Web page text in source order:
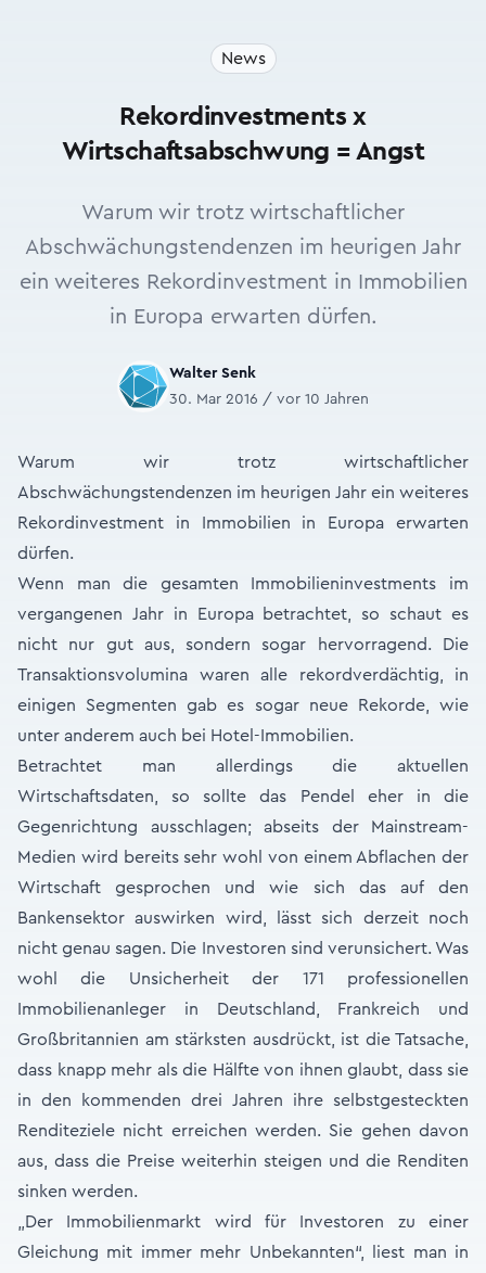
News
Rekordinvestments x
Wirtschaftsabschwung = Angst
Warum wir trotz wirtschaftlicher
Abschwächungstendenzen im heurigen Jahr
ein weiteres Rekordinvestment in Immobilien
in Europa erwarten dürfen.
Walter Senk
30. Mar 2016 / vor 10 Jahren
Warum wir trotz wirtschaftlicher
Abschwächungstendenzen im heurigen Jahr ein weiteres
Rekordinvestment in Immobilien in Europa erwarten
dürfen.
Wenn man die gesamten Immobilieninvestments im
vergangenen Jahr in Europa betrachtet, so schaut es
nicht nur gut aus, sondern sogar hervorragend. Die
Transaktionsvolumina waren alle rekordverdächtig, in
einigen Segmenten gab es sogar neue Rekorde, wie
unter anderem auch bei Hotel-Immobilien.
Betrachtet man allerdings die aktuellen
Wirtschaftsdaten, so sollte das Pendel eher in die
Gegenrichtung ausschlagen; abseits der Mainstream-
Medien wird bereits sehr wohl von einem Abflachen der
Wirtschaft gesprochen und wie sich das auf den
Bankensektor auswirken wird, lässt sich derzeit noch
nicht genau sagen. Die Investoren sind verunsichert. Was
wohl die Unsicherheit der 171 professionellen
Immobilienanleger in Deutschland, Frankreich und
Großbritannien am stärksten ausdrückt, ist die Tatsache,
dass knapp mehr als die Hälfte von ihnen glaubt, dass sie
in den kommenden drei Jahren ihre selbstgesteckten
Renditeziele nicht erreichen werden. Sie gehen davon
aus, dass die Preise weiterhin steigen und die Renditen
sinken werden.
„Der Immobilienmarkt wird für Investoren zu einer
Gleichung mit immer mehr Unbekannten“, liest man in